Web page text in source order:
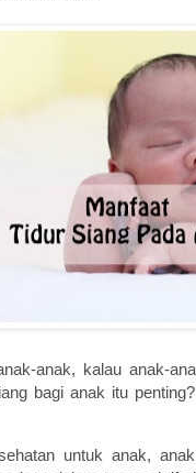
anak, kalau anak-
bagi anak itu
untuk anak,